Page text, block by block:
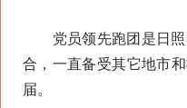
党员领先跑团是日照
合，一直备受其它地市
届。